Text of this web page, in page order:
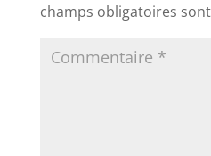
champs obligatoires